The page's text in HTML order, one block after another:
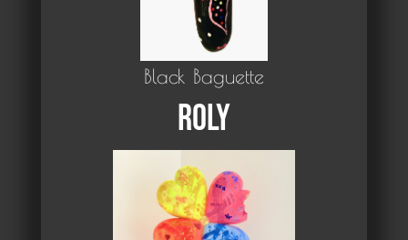
Black Baguette
Roly